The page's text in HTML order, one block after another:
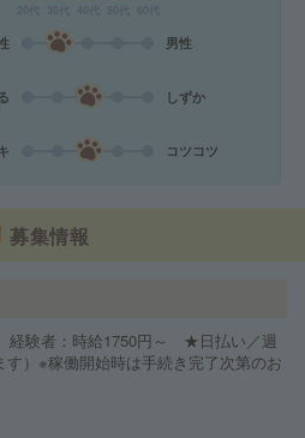
男性
しずか
コツコツ
募集情報
経験者：時給1750円～ ★日払い／週
）※稼働開始時は手続き完了次第のお